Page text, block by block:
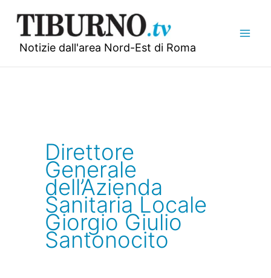
contenuto
Notizie dall'area Nord-Est di Roma
Direttore
Generale
dell’Azienda
Sanitaria Locale
Giorgio Giulio
Santonocito